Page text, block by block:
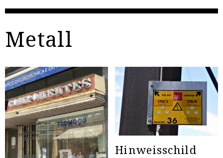
Metall
Hinweisschild